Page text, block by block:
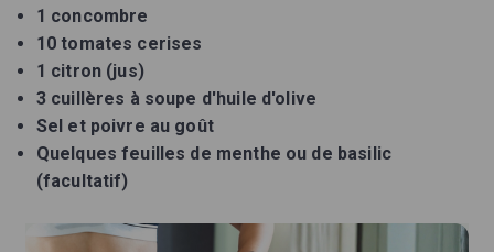
1 concombre
10 tomates cerises
1 citron (jus)
3 cuillères à soupe d'huile d'olive
Sel et poivre au goût
Quelques feuilles de menthe ou de basilic
(facultatif)